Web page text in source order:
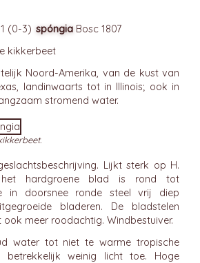
spóngia Bosc 1807
kikkerbeet
Noord-Amerika, van de kust van
landinwaarts tot in Illinois; ook in
stromend water.
Lijkt sterk op H.
hardgroene blad is rond tot
in doorsnee ronde steel vrij diep
bladeren. De bladstelen
ook meer roodachtig. Windbestuiver.
water tot niet te warme tropische
betrekkelijk weinig licht toe. Hoge